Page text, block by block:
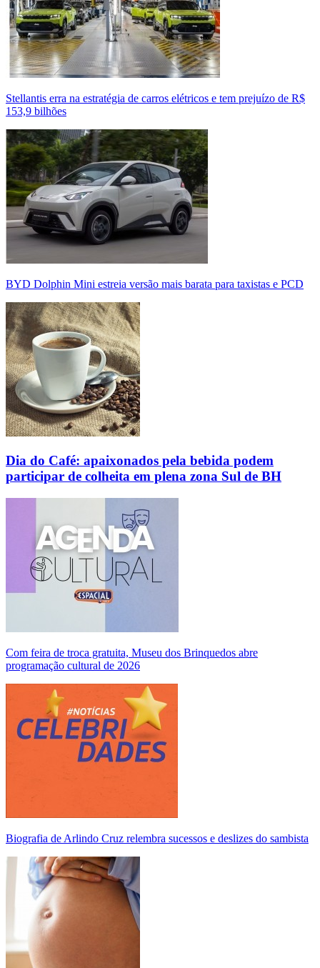
Stellantis erra na estratégia de carros elétricos e tem prejuízo de R$
153,9 bilhões
BYD Dolphin Mini estreia versão mais barata para taxistas e PCD
Dia do Café: apaixonados pela bebida podem
participar de colheita em plena zona Sul de BH
Com feira de troca gratuita, Museu dos Brinquedos abre
programação cultural de 2026
Biografia de Arlindo Cruz relembra sucessos e deslizes do sambista